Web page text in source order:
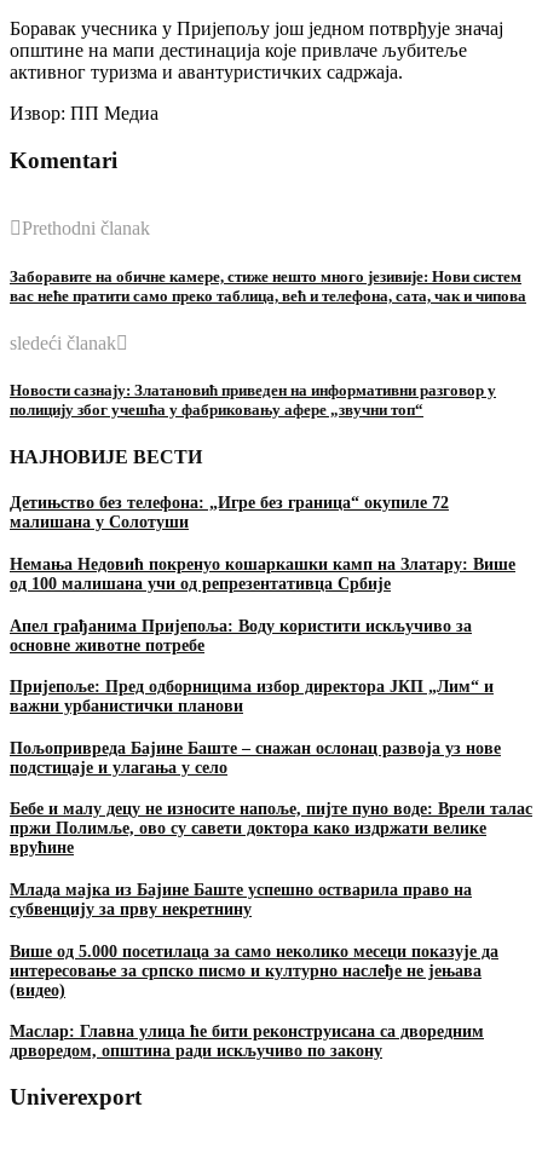
Боравак учесника у Пријепољу још једном потврђује значај
општине на мапи дестинација које привлаче љубитеље
активног туризма и авантуристичких садржаја.
Извор: ПП Медиа
Komentari
Prethodni članak
Заборавите на обичне камере, стиже нешто много језивије: Нови систем
вас неће пратити само преко таблица, већ и телефона, сата, чак и чипова
sledeći članak
Новости сазнају: Златановић приведен на информативни разговор у
полицију због учешћа у фабриковању афере „звучни топ“
НАЈНОВИЈЕ ВЕСТИ
Детињство без телефона: „Игре без граница“ окупиле 72
малишана у Солотуши
Немања Недовић покренуо кошаркашки камп на Златару: Више
од 100 малишана учи од репрезентативца Србије
Апел грађанима Пријепоља: Воду користити искључиво за
основне животне потребе
Пријепоље: Пред одборницима избор директора ЈКП „Лим“ и
важни урбанистички планови
Пољопривреда Бајине Баште – снажан ослонац развоја уз нове
подстицаје и улагања у село
Бебе и малу децу не износите напоље, пијте пуно воде: Врели талас
пржи Полимље, ово су савети доктора како издржати велике
врућине
Млада мајка из Бајине Баште успешно остварила право на
субвенцију за прву некретнину
Више од 5.000 посетилаца за само неколико месеци показује да
интересовање за српско писмо и културно наслеђе не јењава
(видео)
Маслар: Главна улица ће бити реконструисана са дворедним
дрворедом, општина ради искључиво по закону
Univerexport